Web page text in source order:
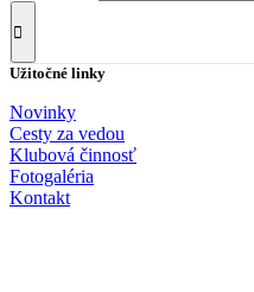
Užitočné linky
Novinky
Cesty za vedou
Klubová činnosť
Fotogaléria
Kontakt